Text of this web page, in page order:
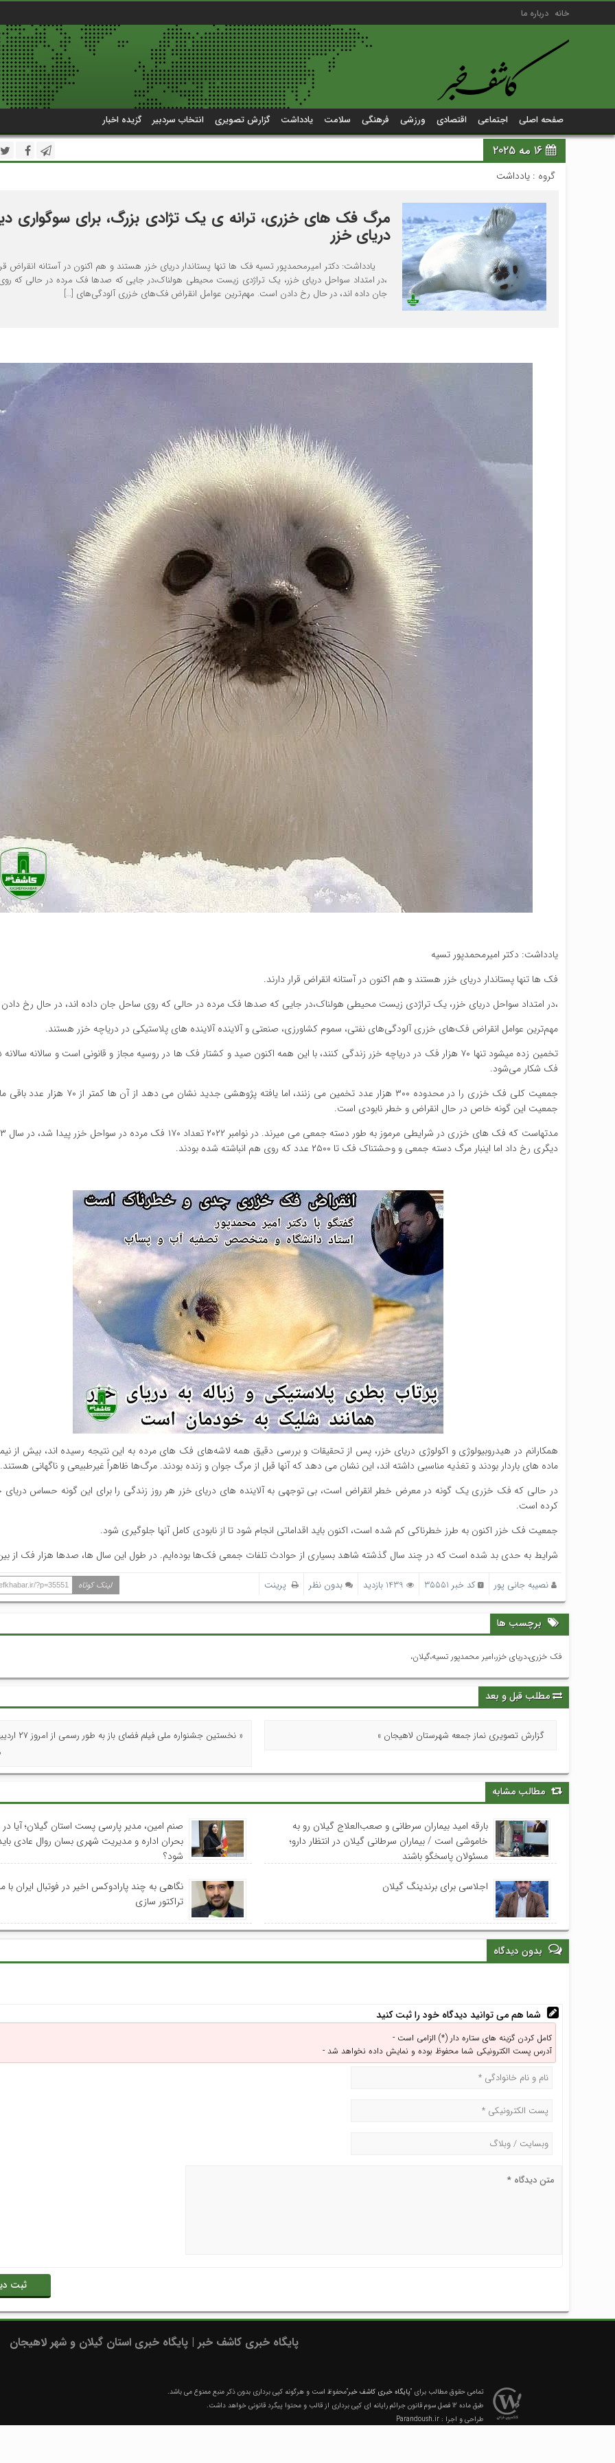
خانه درباره ما
صفحه اصلی اجتماعی اقتصادی ورزشی فرهنگی سلامت یادداشت گزارش تصویری انتخاب سردبیر گزیده اخبار
16 مه 2025
گروه :یادداشت
مرگ فک های خزری، ترانه ی یک تژادی بزرگ، برای سوگواری
دریای خزر
یادداشت: دکتر امیرمحمدپور تسیه فک ها تنها پستاندار دریای خزر هستند و هم اکنون در آستانه انقراض
،در امتداد سواحل دریای خزر، یک تراژدی زیست محیطی هولناک،در جایی که صدها فک مرده در حالی که
جان داده اند، در حال رخ دادن است. مهم‌ترین عوامل انقراض فک‌های خزری آلودگی‌های […]
یادداشت: دکتر امیرمحمدپور تسیه
فک ها تنها پستاندار دریای خزر هستند و هم اکنون در آستانه انقراض قرار دارند.
،در امتداد سواحل دریای خزر، یک تراژدی زیست محیطی هولناک،در جایی که صدها فک مرده در حالی که روی ساحل جان داده اند، در حال رخ
مهم‌ترین عوامل انقراض فک‌های خزری آلودگی‌های نفتی، سموم کشاورزی، صنعتی و آلاینده آلاینده های پلاستیکی در دریاچه خزر هستند.
فک شکار می‌شود.
جمعیت کلی فک خزری را در محدوده ۳۰۰ هزار عدد تخمین می زنند، اما یافته پژوهشی
جمعیت این گونه خاص در حال انقراض و خطر نابودی است.
دیگری رخ داد اما اینبار مرگ دسته جمعی و وحشتناک فک تا ۲۵۰۰ عدد که روی هم انباشته شده بودند.
همکارانم در هیدروبیولوژی و اکولوژی دریای خزر، پس از تحقیقات و بررسی دقیق همه لاشه‌های فک های مرده به این نتیجه رسیده اند، بیش از
ماده های باردار بودند و تغذیه مناسبی داشته اند، این نشان می دهد که آنها قبل از مرگ جوان و زنده بودند. مرگ‌ها ظاهراً غیرطبیعی و ناگهانی هستند.
در حالی که فک خزری یک گونه در معرض خطر انقراض است، بی توجهی به آلاینده های دریای خزر هر روز زندگی را برای این گونه حساس دریای
کرده است.
جمعیت فک خزر اکنون به طرز خطرناکی کم شده است، اکنون باید اقداماتی انجام شود تا از نابودی کامل آنها جلوگیری شود.
شرایط به حدی بد شده است که در چند سال گذشته شاهد بسیاری از حوادث تلفات جمعی فک‌ها بوده‌ایم. در طول این سال ها، صدها هزار فک از بین
نصیبه جانی پور کد خبر 35551 بدون نظر پرینت لینک کوتاه ?p=35551
برچسب ها
فک خزری،دریای خزر،امیر محمدپور تسیه،گیلان،
مطلب قبل و بعد
گزارش تصویری نماز جمعه شهرستان لاهیجان »
« نخستین جشنواره
مطالب مشابه
بارقه امید بیماران سرطانی و صعب‌العلاج گیلان رو به
خاموشی است / بیماران سرطانی گیلان در انتظار دارو؛
مسئولان پاسخگو باشند
صنم امین، مدیر پارسی پست استان گیلان؛ آیا
بحران اداره و مدیریت شهری بسان روال عادی
شود؟
اجلاسی برای برندینگ گیلان
نگاهی به چند پارادوکس اخیر در فوتبال ایران
تراکتور سازی
بدون دیدگاه
شما هم می توانید دیدگاه خود را ثبت کنید
کامل کردن گزینه های ستاره دار (*) الزامی است -
آدرس پست الکترونیکی شما محفوظ بوده و نمایش داده نخواهد شد -
پایگاه خبری کاشف خبر | پایگاه خبری استان گیلان و شهر لاهیجان
تمامی حقوق مطالب برای "پایگاه خبری کاشف خبر"محفوظ است و هرگونه کپی برداری بدون ذکر منبع ممنوع می باشد.
طبق ماده 12 فصل سوم قانون جرائم رایانه ای کپی برداری از قالب و محتوا پیگرد قانونی خواهد داشت.
طراحی و اجرا : Parandoush.ir